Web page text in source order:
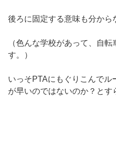
後ろに固定する意味も分から
（色んな学校があって、自
す。）
いっそPTAにもぐりこんで
が早いのではないのか？とす